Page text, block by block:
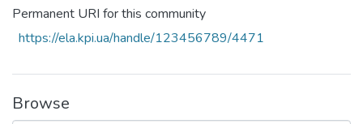
Permanent URI for this community
https://ela.kpi.ua/handle/123456789/4471
Browse